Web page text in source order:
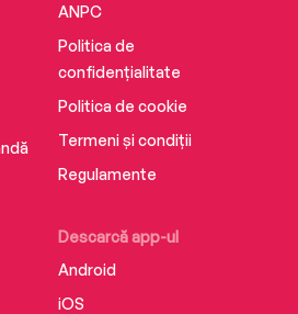
Murray, author of Skippy Dies
generation rent’ Jenn
Fell
Descarcă app-ul
Android
iOS
ANPC
Politica de
confidențialitate
Politica de cookie
Termeni și condiții
Regulamente